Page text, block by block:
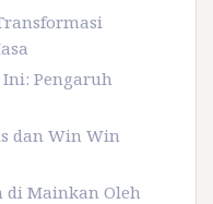
Pengaruh
dan Win Win
di Mainkan Oleh